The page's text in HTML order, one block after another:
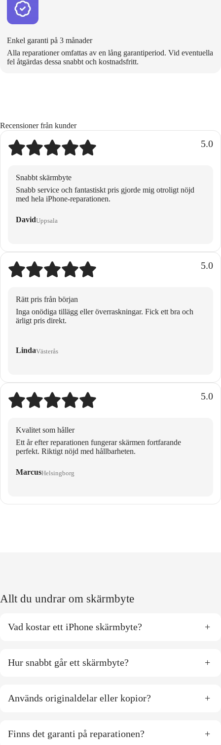
Enkel garanti på 3 månader
Alla reparationer omfattas av en lång garantiperiod. Vid eventuella
fel åtgärdas dessa snabbt och kostnadsfritt.
Recensioner från kunder
5.0
Snabbt skärmbyte
Snabb service och fantastiskt pris gjorde mig otroligt nöjd
med hela iPhone-reparationen.
DavidUppsala
5.0
Rätt pris från början
Inga onödiga tillägg eller överraskningar. Fick ett bra och
ärligt pris direkt.
LindaVästerås
5.0
Kvalitet som håller
Ett år efter reparationen fungerar skärmen fortfarande
perfekt. Riktigt nöjd med hållbarheten.
MarcusHelsingborg
Allt du undrar om skärmbyte
Vad kostar ett iPhone skärmbyte? +
Hur snabbt går ett skärmbyte? +
Används originaldelar eller kopior? +
Finns det garanti på reparationen? +